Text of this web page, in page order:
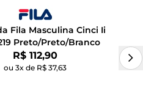
Fila Masculina Cinci Ii
Preto/Preto/Branco
Por:
R$ 112,90
ou 3x de R$ 37,63